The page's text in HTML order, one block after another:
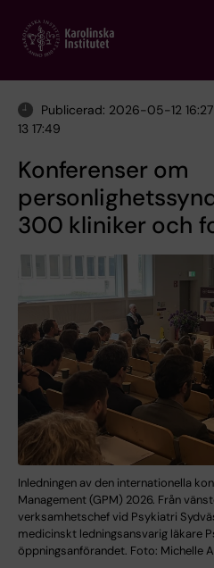
main
Publicerad: 2026-05-12
13 17:49
Konferenser om
300 kliniker och
Inledningen av den internationella
Management (GPM) 2026. Från
verksamhetschef vid Psykiatri
medicinskt ledningsansvarig läkare
öppningsanförandet. Foto: Michelle